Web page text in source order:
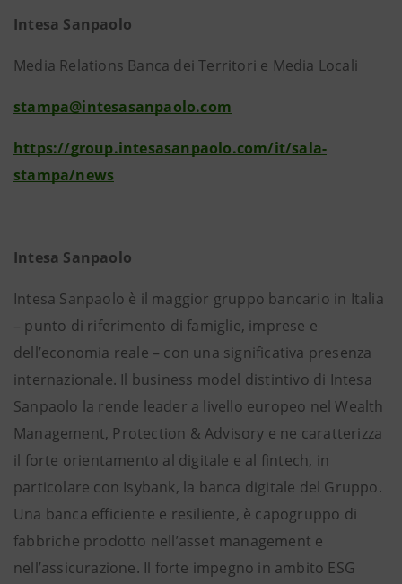
Intesa Sanpaolo
Media Relations Banca dei Territori e Media Locali
stampa@intesasanpaolo.com
https://group.intesasanpaolo.com/it/sala-
stampa/news
Intesa Sanpaolo
Intesa Sanpaolo è il maggior gruppo bancario in Italia
– punto di riferimento di famiglie, imprese e
dell’economia reale – con una significativa presenza
internazionale. Il business model distintivo di Intesa
Sanpaolo la rende leader a livello europeo nel Wealth
Management, Protection & Advisory e ne caratterizza
il forte orientamento al digitale e al fintech, in
particolare con Isybank, la banca digitale del Gruppo.
Una banca efficiente e resiliente, è capogruppo di
fabbriche prodotto nell’asset management e
nell’assicurazione. Il forte impegno in ambito ESG